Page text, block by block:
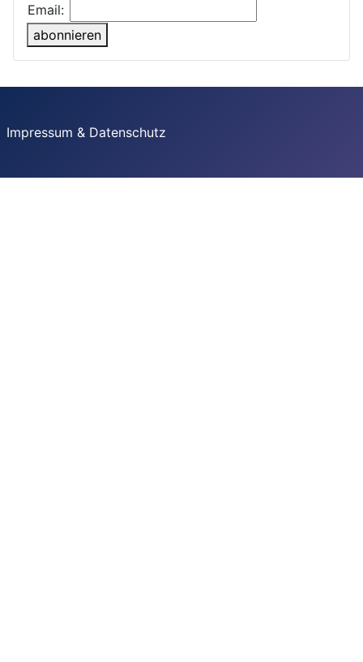
Email:
abonnieren
Impressum & Datenschutz